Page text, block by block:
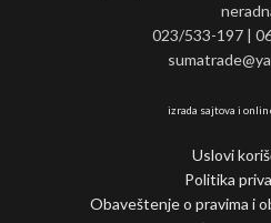
023/533-197 |
izrada sajtova i
Uslovi
Politika
Obaveštenje o pravima i